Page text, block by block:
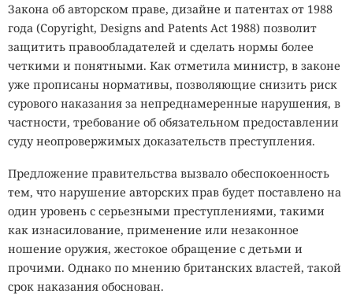
Закона об авторском праве, дизайне и патентах от 1988
года (Copyright, Designs and Patents Act 1988) позволит
защитить правообладателей и сделать нормы более
четкими и понятными. Как отметила министр, в законе
уже прописаны нормативы, позволяющие снизить риск
сурового наказания за непреднамеренные нарушения, в
частности, требование об обязательном предоставлении
суду неопровержимых доказательств преступления.
Предложение правительства вызвало обеспокоенность
тем, что нарушение авторских прав будет поставлено на
один уровень с серьезными преступлениями, такими
как изнасилование, применение или незаконное
ношение оружия, жестокое обращение с детьми и
прочими. Однако по мнению британских властей, такой
срок наказания обоснован.